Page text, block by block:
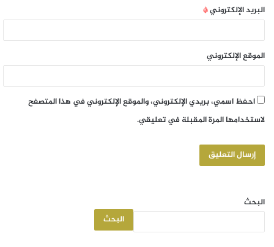
البريد الإلكتروني*
الموقع الإلكتروني
احفظ اسمي، بريدي الإلكتروني، والموقع الإلكتروني في هذا المتصفح
لاستخدامها المرة المقبلة في تعليقي.
البحث
البحث